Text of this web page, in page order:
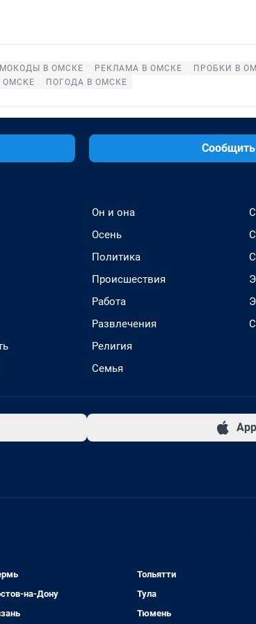
В ОМСКЕ РЕКЛАМА В ОМСКЕ ПРОБКИ В
ОМСКЕ ПОГОДА В ОМСКЕ
Сообщить
Он и она
Осень
Политика
Происшествия
Работа
Развлечения
Религия
Семья
на-Дону
Тольятти
Тула
Тюмень